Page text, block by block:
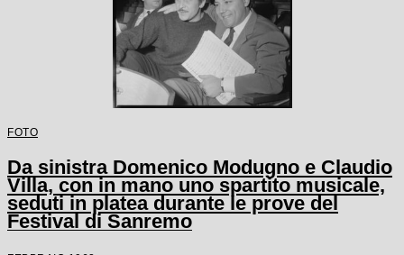
FOTO
Da sinistra Domenico Modugno e Claudio
Villa, con in mano uno spartito musicale,
seduti in platea durante le prove del
Festival di Sanremo